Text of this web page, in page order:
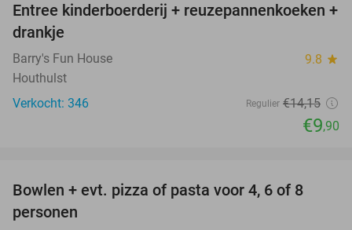
30%
Entree kinderboerderij + reuzepannenkoeken +
drankje
Barry's Fun House 9.8 star
Houthulst
Verkocht: 346
Regulier €14,15
€9,90
Bowlen + evt. pizza of pasta voor 4, 6 of 8
personen